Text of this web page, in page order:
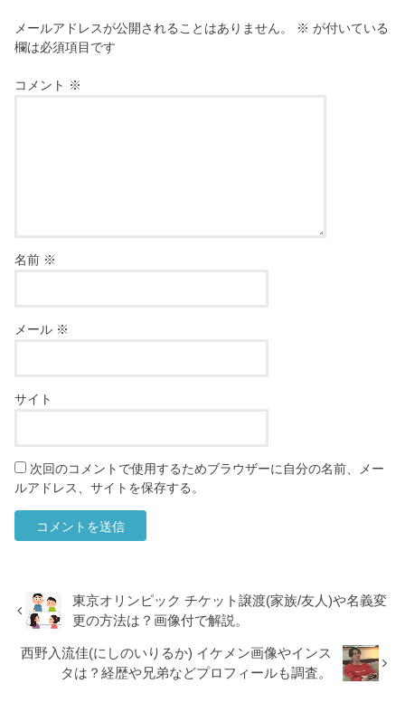
メールアドレスが公開されることはありません。 ※ が付いている
欄は必須項目です
コメント ※
名前 ※
メール ※
サイト
次回のコメントで使用するためブラウザーに自分の名前、メー
ルアドレス、サイトを保存する。
東京オリンピック チケット譲渡(家族/友人)や名義変
更の方法は？画像付で解説。
西野入流佳(にしのいりるか) イケメン画像やインス
タは？経歴や兄弟などプロフィールも調査。